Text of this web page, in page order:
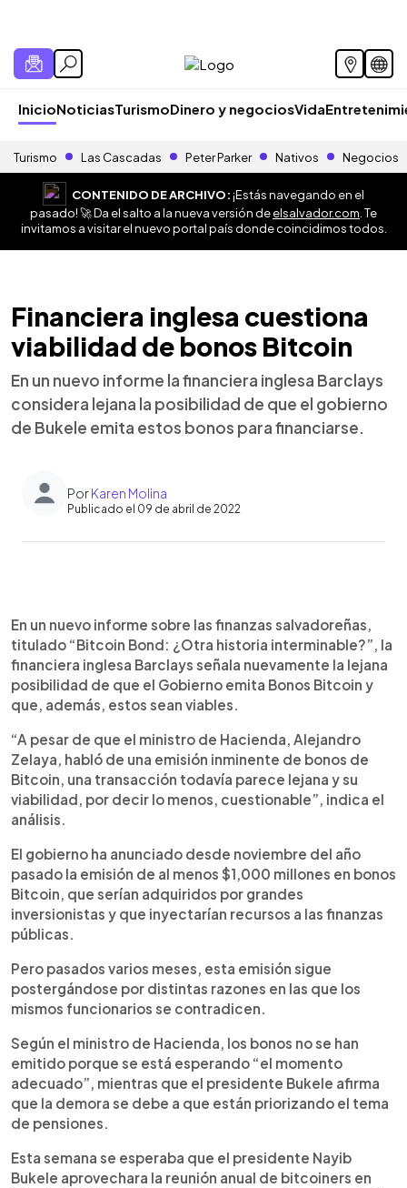
InicioNoticiasTurismoDinero y negociosVida
Turismo Las Cascadas Peter Parker Nativos Negocios
CONTENIDO DE ARCHIVO:¡Estás navegando en el
pasado! 🚀 Da el salto a la nueva versión deelsalvador.com . Te
invitamos a visitar el nuevo portal país donde coincidimos todos.
Financiera inglesa cuestiona
viabilidad de bonos Bitcoin
En un nuevo informe la financiera inglesa Barclays
considera lejana la posibilidad de que el gobierno
de Bukele emita estos bonos para financiarse.
PorKaren Molina
Publicado el 09 de abril de 2022
Escuchar artículo
En un nuevo informe sobre las finanzas salvadoreñas,
titulado “Bitcoin Bond: ¿Otra historia interminable?”, la
financiera inglesa Barclays señala nuevamente la lejana
posibilidad de que el Gobierno emita Bonos Bitcoin y
que, además, estos sean viables.
“A pesar de que el ministro de Hacienda, Alejandro
Zelaya, habló de una emisión inminente de bonos de
Bitcoin, una transacción todavía parece lejana y su
viabilidad, por decir lo menos, cuestionable”, indica el
análisis.
El gobierno ha anunciado desde noviembre del año
pasado la emisión de al menos $1,000 millones en bonos
Bitcoin, que serían adquiridos por grandes
inversionistas y que inyectarían recursos a las finanzas
públicas.
Pero pasados varios meses, esta emisión sigue
postergándose por distintas razones en las que los
mismos funcionarios se contradicen.
Según el ministro de Hacienda, los bonos no se han
emitido porque se está esperando “el momento
adecuado”, mientras que el presidente Bukele afirma
que la demora se debe a que están priorizando el tema
de pensiones.
Esta semana se esperaba que el presidente Nayib
Bukele aprovechara la reunión anual de bitcoiners en